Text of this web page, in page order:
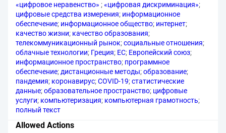
«цифровое неравенство» ;«цифровая дискриминация»;
цифровые средства измерения; информационное
обеспечение; информационное общество; интернет;
качество жизни; качество образования;
телекоммуникационный рынок;социальные отношения;
облачные технологии; Греция; ЕС; Европейский союз;
информационное пространство; программное
обеспечение; дистанционные методы;образование;
пандемия; коронавирус;COVID-19;статистические
данные;образовательное пространство; цифровые
услуги; компьютеризация; компьютерная грамотность;
полный текст
Allowed Actions